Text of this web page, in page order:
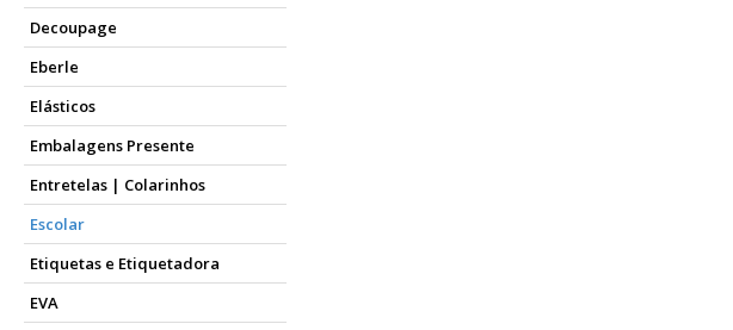
Decoupage
Eberle
Elásticos
Embalagens Presente
Entretelas | Colarinhos
Escolar
Etiquetas e Etiquetadora
EVA